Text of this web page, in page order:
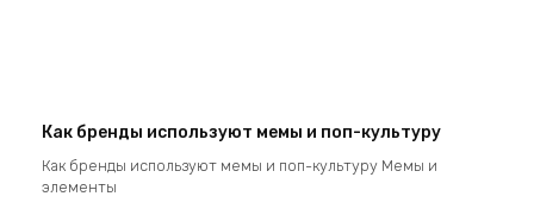
Как бренды используют мемы и поп-культуру
Как бренды используют мемы и поп-культуру Мемы и
элементы